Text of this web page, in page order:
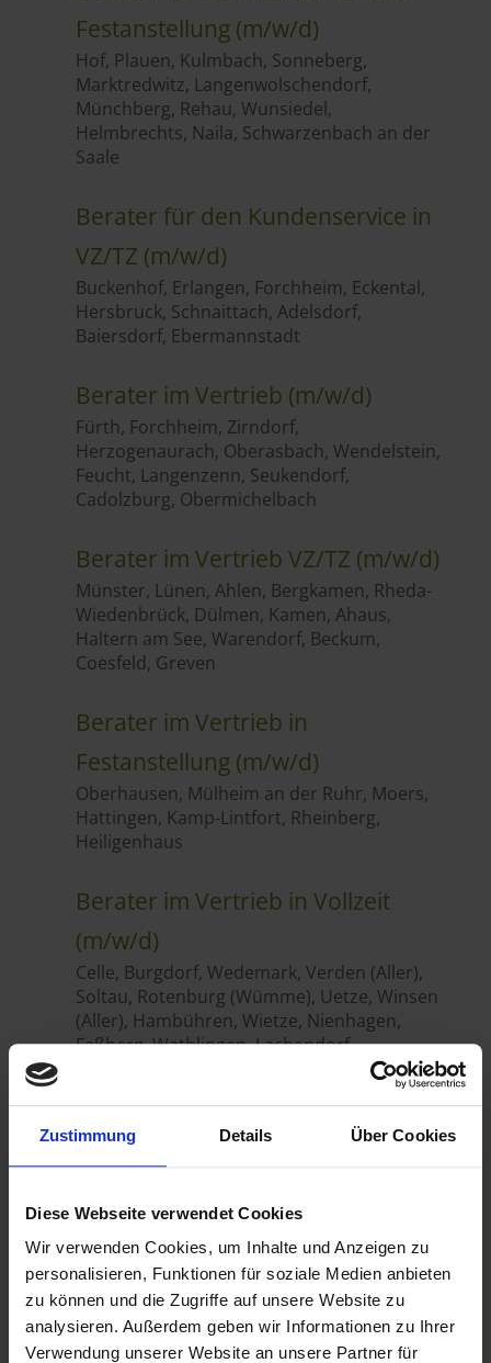
Zustimmung Details Über Cookies
Diese Webseite verwendet Cookies
Wir verwenden Cookies, um Inhalte und Anzeigen zu
personalisieren, Funktionen für soziale Medien anbieten
zu können und die Zugriffe auf unsere Website zu
analysieren. Außerdem geben wir Informationen zu Ihrer
Verwendung unserer Website an unsere Partner für